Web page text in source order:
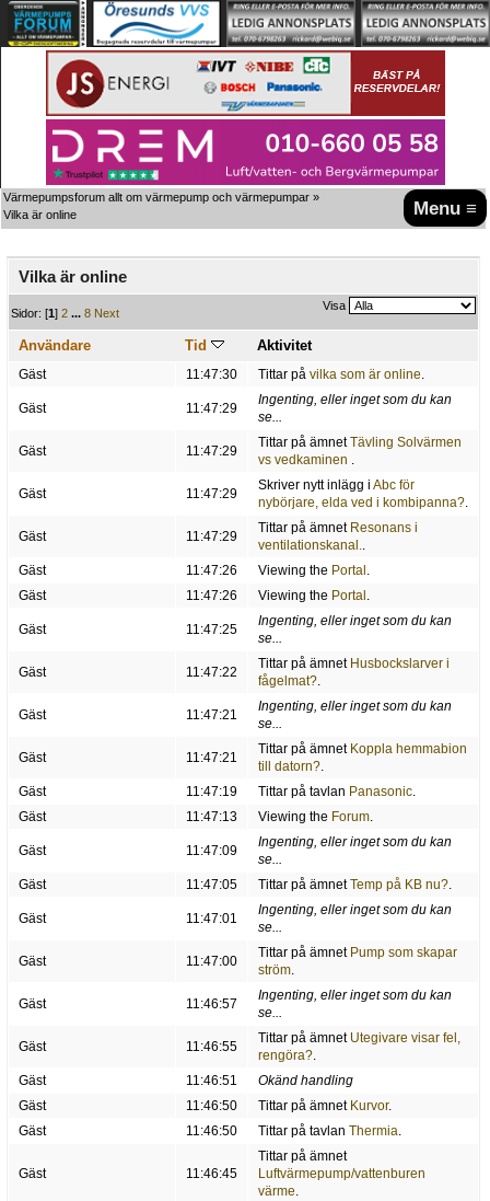
Menu ≡
Värmepumpsforum allt om värmepump och värmepumpar »
Vilka är online
Vilka är online
Sidor: [1]2 ...8 Next
Visa
Användare Tid Aktivitet
Gäst 11:47:30 Tittar på vilka som är online.
Gäst 11:47:29
Ingenting, eller inget som du kan
se...
Gäst 11:47:29
Tittar på ämnetTävling Solvärmen
vs vedkaminen .
Gäst 11:47:29
Skriver nytt inlägg i Abc för
nybörjare, elda ved i kombipanna?.
Gäst 11:47:29
Tittar på ämnet Resonans i
ventilationskanal..
Gäst
11:47:26 Viewing the Portal .
Gäst
11:47:26 Viewing the Portal .
Gäst 11:47:25
Ingenting, eller inget som du kan
se...
Gäst 11:47:22
Tittar på ämnet Husbockslarver i
fågelmat?.
Gäst 11:47:21
Ingenting, eller inget som du kan
se...
Gäst 11:47:21
Tittar på ämnet Koppla hemmabion
till datorn?.
Gäst
11:47:19 Tittar på tavlan Panasonic.
Gäst
11:47:13 Viewing the Forum.
Gäst 11:47:09
Ingenting, eller inget som du kan
se...
Gäst
11:47:05 Tittar på ämnetTemp på KB nu?.
Gäst 11:47:01
Ingenting, eller inget som du kan
se...
Gäst 11:47:00
Tittar på ämnet Pump som skapar
ström.
Gäst 11:46:57
Ingenting, eller inget som du kan
se...
Gäst 11:46:55
Tittar på ämnet Utegivare visar fel,
rengöra?.
Gäst
11:46:51
Okänd handling
Gäst
11:46:50 Tittar på ämnet Kurvor.
Gäst
11:46:50 Tittar på tavlan Thermia.
Gäst 11:46:45
Tittar på ämnet
Luftvärmepump/vattenburen
värme.